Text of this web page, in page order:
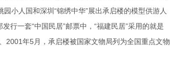
小人国和深圳“锦绣中华”展出承启楼的模型供游人
行一套“中国民居”邮票中，“福建民居”采用的就是
2001年5月，承启楼被国家文物局列为全国重点文物